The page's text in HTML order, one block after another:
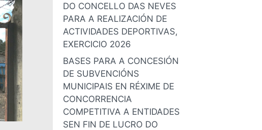
DO CONCELLO DAS NEVES
PARA A REALIZACIÓN DE
ACTIVIDADES DEPORTIVAS,
EXERCICIO 2026
BASES PARA A CONCESIÓN
DE SUBVENCIÓNS
MUNICIPAIS EN RÉXIME DE
CONCORRENCIA
COMPETITIVA A ENTIDADES
SEN FIN DE LUCRO DO